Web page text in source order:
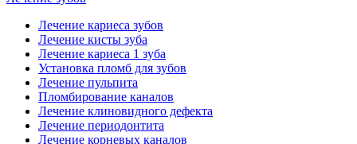
Лечение кариеса зубов
Лечение кисты зуба
Лечение кариеса 1 зуба
Установка пломб для зубов
Лечение пульпита
Пломбирование каналов
Лечение клиновидного дефекта
Лечение периодонтита
Лечение корневых каналов